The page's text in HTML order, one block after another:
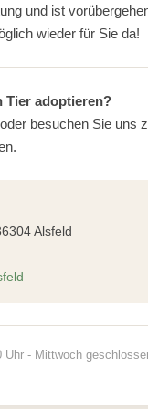
und ist
wieder für Sie da!
Tier adoptieren?
besuchen Sie uns
Alsfeld
- Mittwoch